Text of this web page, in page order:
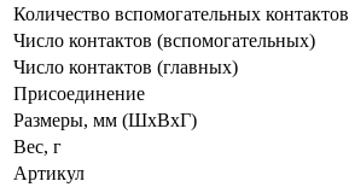
Количество вспомогательных контактов
Число контактов (вспомогательных)
Число контактов (главных)
Присоединение
Размеры, мм (ШхВхГ)
Вес, г
Артикул